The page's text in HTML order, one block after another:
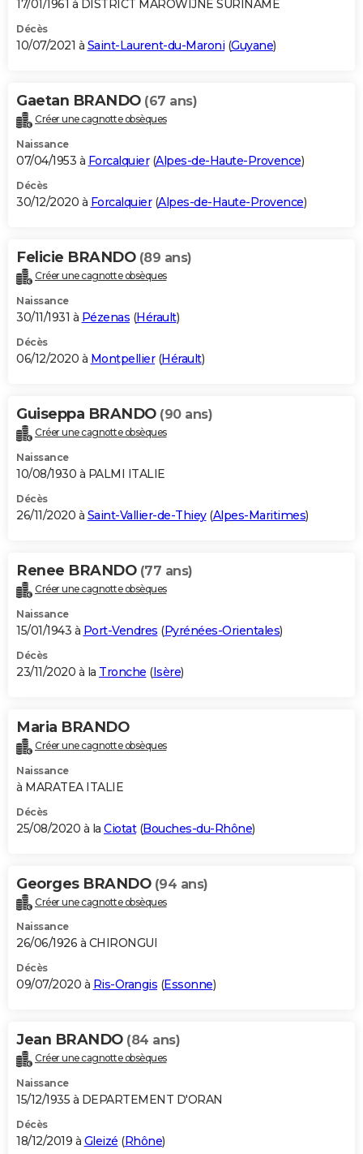
17/01/1961 à DISTRICT MAROWIJNE SURINAME
Décès
10/07/2021 à Saint-Laurent-du-Maroni (Guyane)
Gaetan BRANDO (67 ans)
Créer une cagnotte obsèques
Naissance
07/04/1953 à Forcalquier(Alpes-de-Haute-Provence)
Décès
30/12/2020 à Forcalquier(Alpes-de-Haute-Provence)
Felicie BRANDO (89 ans)
Créer une cagnotte obsèques
Naissance
30/11/1931 à Pézenas (Hérault)
Décès
06/12/2020 à Montpellier(Hérault)
Guiseppa BRANDO (90 ans)
Créer une cagnotte obsèques
Naissance
10/08/1930 à PALMI ITALIE
Décès
26/11/2020 à Saint-Vallier-de-Thiey(Alpes-Maritimes)
Renee BRANDO (77 ans)
Créer une cagnotte obsèques
Naissance
15/01/1943 à Port-Vendres (Pyrénées-Orientales)
Décès
23/11/2020 à la Tronche (Isère)
Maria BRANDO
Créer une cagnotte obsèques
Naissance
à MARATEA ITALIE
Décès
25/08/2020 à la Ciotat(Bouches-du-Rhône)
Georges BRANDO (94 ans)
Créer une cagnotte obsèques
Naissance
26/06/1926 à CHIRONGUI
Décès
09/07/2020 à Ris-Orangis (Essonne)
Jean BRANDO (84 ans)
Créer une cagnotte obsèques
Naissance
15/12/1935 à DEPARTEMENT D'ORAN
Décès
18/12/2019 à Gleizé (Rhône)